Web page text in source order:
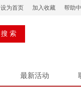
设为首页 加入收藏 帮助
最新活动